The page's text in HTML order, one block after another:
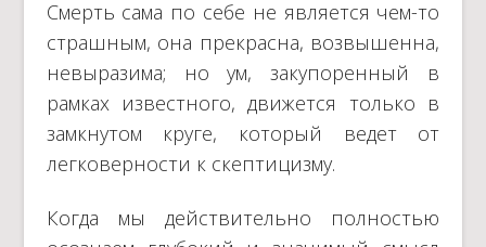
Смерть сама по себе не является чем-то
страшным, она прекрасна, возвышенна,
невыразима; но ум, закупоренный в
рамках известного, движется только в
замкнутом круге, который ведет от
легковерности к скептицизму.
Когда мы действительно полностью